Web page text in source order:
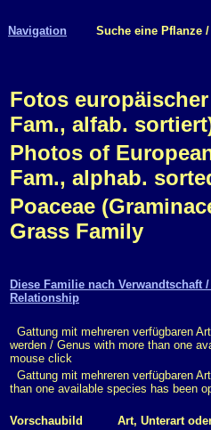
Navigation Suche eine Pflanze
Fotos
Fam., alfab.
Photos of
Fam., alphab.
Poaceae
Grass Family
Diese Familie nach Verwandtschaft
Relationship
Gattung mit mehreren verfügbaren
werden / Genus with more than one
mouse click
Gattung mit mehreren verfügbaren
than one available species has been
Vorschaubild Art, Unterart